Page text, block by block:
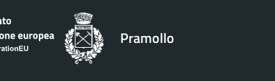
Pramollo